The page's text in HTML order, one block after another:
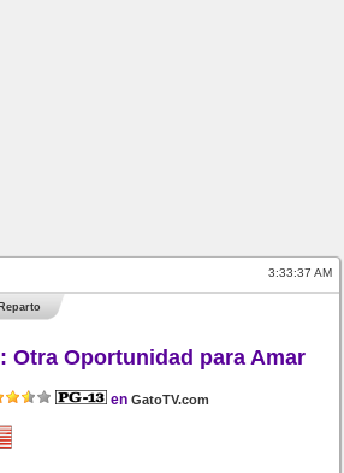
3:33:38 AM
Reparto
Otra Oportunidad para Amar
en GatoTV.com